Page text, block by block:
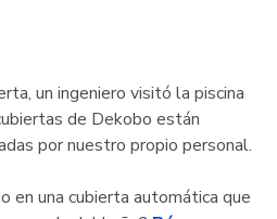
un ingeniero visitó la piscina
de Dekobo están
por nuestro propio personal.
en una cubierta automática que